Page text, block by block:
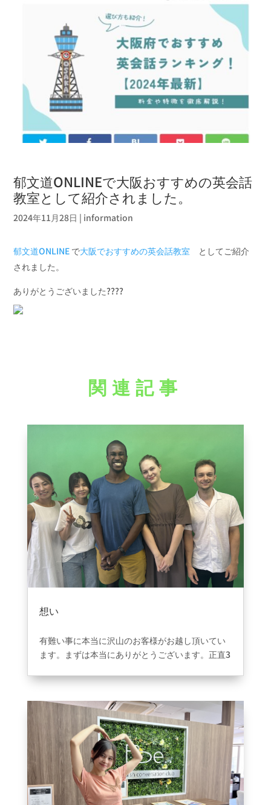
郁文道ONLINEで大阪おすすめの英会話
教室として紹介されました。
2024年11月28日 | information
郁文道ONLINE で大阪でおすすめの英会話教室 としてご紹介
されました。
ありがとうございました????
関連記事
想い
有難い事に本当に沢山のお客様がお越し頂いてい
ます。まずは本当にありがとうございます。正直3
会話に足を運び内容を知り見てきました。どこも
を違いを出せるか！！何をお客様に提供できるか
をもうこれ以上考えられないくらい形にしてきた
自信はあります。初心者専門にした理由。予約を
取れない事を防ぐようにした環境。グループレッ
スンの大事さをわかってもらえるように環境を一
定にして安心感を感じてもらうようにしたこと。
通い放題やオンラインを併用したこと。宿題の中